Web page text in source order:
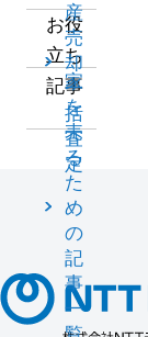
産
売
却
一
括
査
定
お役
立ち
記事
家
を
売
る
た
め
の
記
事
一